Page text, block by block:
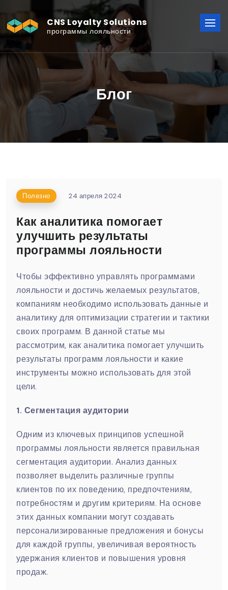
CNS Loyalty Solutions
программы лояльности
Блог
Полезно 24 апреля 2024
Как аналитика помогает
улучшить результаты
программы лояльности
Чтобы эффективно управлять программами
лояльности и достичь желаемых результатов,
компаниям необходимо использовать данные и
аналитику для оптимизации стратегии и тактики
своих программ. В данной статье мы
рассмотрим, как аналитика помогает улучшить
результаты программ лояльности и какие
инструменты можно использовать для этой
цели.
1. Сегментация аудитории
Одним из ключевых принципов успешной
программы лояльности является правильная
сегментация аудитории. Анализ данных
позволяет выделить различные группы
клиентов по их поведению, предпочтениям,
потребностям и другим критериям. На основе
этих данных компании могут создавать
персонализированные предложения и бонусы
для каждой группы, увеличивая вероятность
удержания клиентов и повышения уровня
продаж.